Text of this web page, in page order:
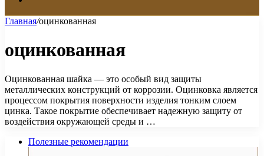
Главная/оцинкованная
оцинкованная
Оцинкованная шайка — это особый вид защиты
металлических конструкций от коррозии. Оцинковка является
процессом покрытия поверхности изделия тонким слоем
цинка. Такое покрытие обеспечивает надежную защиту от
воздействия окружающей среды и …
Полезные рекомендации